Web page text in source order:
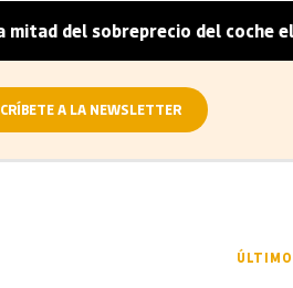
del sobreprecio del coche
A LA NEWSLETTER